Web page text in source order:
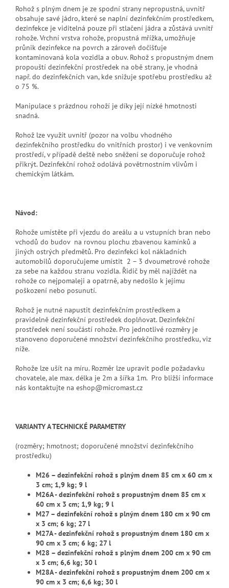
Rohož s plným dnem je ze spodní strany nepropustná, uvnitř
obsahuje savé jádro, které se naplní dezinfekčním prostředkem,
dezinfekce je viditelná pouze při stlačení jádra a zůstává uvnitř
rohože. Vrchní vrstva rohože, propustná mřížka, umožňuje
průnik dezinfekce na povrch a zároveň dočišťuje
kontaminovaná kola vozidla a obuv. Rohož s propustným dnem
propouští dezinfekční prostředek na obě strany, je vhodná
např. do dezinfekčních van, kde snižuje spotřebu prostředku až
o 75 %.
Manipulace s prázdnou rohoží je díky její nízké hmotnosti
snadná.
Rohož lze využít uvnitř (pozor na volbu vhodného
dezinfekčního prostředku do vnitřních prostor) i ve venkovním
prostředí, v případě deště nebo sněžení se doporučuje rohož
přikrýt. Dezinfekční rohož odolává povětrnostním vlivům i
chemickým látkám.
Návod:
Rohože umístěte při vjezdu do areálu a u vstupních bran nebo
vchodů do budov na rovnou plochu zbavenou kamínků a
jiných ostrých předmětů. Pro dezinfekci kol nákladních
automobilů doporučujeme umístit 2 – 3 dvoumetrové rohože
za sebe na každou stranu vozidla. Řidič by měl najíždět na
rohože co nejpomaleji a opatrně, aby nedošlo k jejímu
poškození nebo posunutí.
Rohož je nutné napustit dezinfekčním prostředkem a
pravidelně dezinfekční prostředek doplňovat. Dezinfekční
prostředek není součástí rohože. Pro jednotlivé rozměry je
stanoveno doporučené množství dezinfekčního prostředku, viz
níže.
Rohože lze ušít na míru. Rozměr lze upravit podle požadavku
chovatele, ale max. délka je 2m a šířka 1m. Pro bližší informace
nás kontaktujte na eshop@micromast.cz
VARIANTY A TECHNICKÉ PARAMETRY
(rozměry; hmotnost; doporučené množství dezinfekčního
prostředku)
M26 – dezinfekční rohož s plným dnem 85 cm x 60 cm x
3 cm; 1,9 kg; 9 l
M26A - dezinfekční rohož s propustným dnem 85 cm x
60 cm x 3 cm; 1,9 kg; 9 l
M27 – dezinfekční rohož s plným dnem 180 cm x 90 cm
x 3 cm; 6 kg; 27 l
M27A - dezinfekční rohož s propustným dnem 180 cm x
90 cm x 3 cm; 6 kg; 27 l
M28 – dezinfekční rohož s plným dnem 200 cm x 90 cm
x 3 cm; 6,6 kg; 30 l
M28A - dezinfekční rohož s propustným dnem 200 cm x
90 cm x 3 cm; 6,6 kg; 30 l